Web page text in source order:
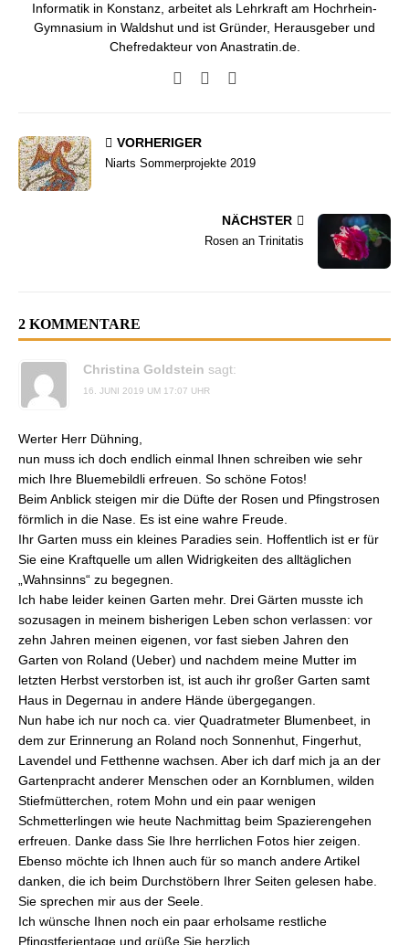
Informatik in Konstanz, arbeitet als Lehrkraft am Hochrhein-
Gymnasium in Waldshut und ist Gründer, Herausgeber und
Chefredakteur von Anastratin.de.
VORHERIGER
Niarts Sommerprojekte 2019
NÄCHSTER
Rosen an Trinitatis
2 KOMMENTARE
Christina Goldstein sagt:
16. JUNI 2019 UM 17:07 UHR
Werter Herr Dühning,
nun muss ich doch endlich einmal Ihnen schreiben wie sehr
mich Ihre Bluemebildli erfreuen. So schöne Fotos!
Beim Anblick steigen mir die Düfte der Rosen und Pfingstrosen
förmlich in die Nase. Es ist eine wahre Freude.
Ihr Garten muss ein kleines Paradies sein. Hoffentlich ist er für
Sie eine Kraftquelle um allen Widrigkeiten des alltäglichen
„Wahnsinns“ zu begegnen.
Ich habe leider keinen Garten mehr. Drei Gärten musste ich
sozusagen in meinem bisherigen Leben schon verlassen: vor
zehn Jahren meinen eigenen, vor fast sieben Jahren den
Garten von Roland (Ueber) und nachdem meine Mutter im
letzten Herbst verstorben ist, ist auch ihr großer Garten samt
Haus in Degernau in andere Hände übergegangen.
Nun habe ich nur noch ca. vier Quadratmeter Blumenbeet, in
dem zur Erinnerung an Roland noch Sonnenhut, Fingerhut,
Lavendel und Fetthenne wachsen. Aber ich darf mich ja an der
Gartenpracht anderer Menschen oder an Kornblumen, wilden
Stiefmütterchen, rotem Mohn und ein paar wenigen
Schmetterlingen wie heute Nachmittag beim Spazierengehen
erfreuen. Danke dass Sie Ihre herrlichen Fotos hier zeigen.
Ebenso möchte ich Ihnen auch für so manch andere Artikel
danken, die ich beim Durchstöbern Ihrer Seiten gelesen habe.
Sie sprechen mir aus der Seele.
Ich wünsche Ihnen noch ein paar erholsame restliche
Pfingstferientage und grüße Sie herzlich.